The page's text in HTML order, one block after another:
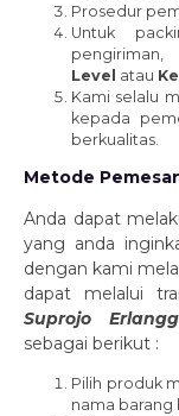
Prosedur
Untuk
Level atau K
Kami selalu
kepada
berkualitas.
Metode
Anda dapat
yang anda
dengan kami
dapat melalui
Suprojo
sebagai berikut :
Pilih produk
nama